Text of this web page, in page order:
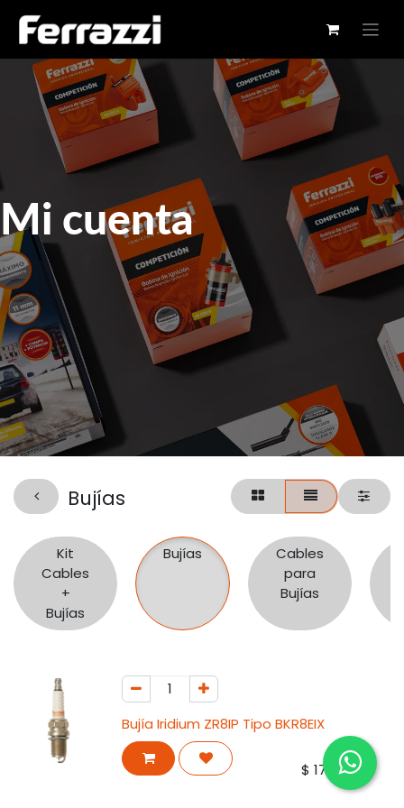
Mi cuenta
Bujías
Kit
Cables
+
Bujías
Bujías
Cables
para
Bujías
Bujía Iridium ZR8IP Tipo BKR8EIX
$ 17.250,68